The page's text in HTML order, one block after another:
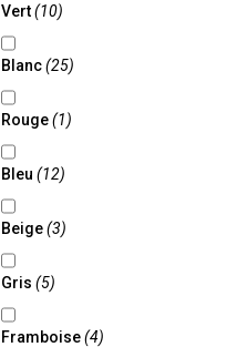
Vert(10)
Blanc(25)
Rouge(1)
Bleu (12)
Beige(3)
Gris (5)
Framboise(4)